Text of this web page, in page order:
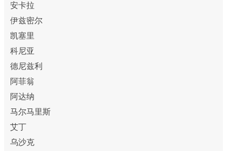
安卡拉
伊兹密尔
凯塞里
科尼亚
德尼兹利
阿菲翁
阿达纳
马尔马里斯
艾丁
乌沙克